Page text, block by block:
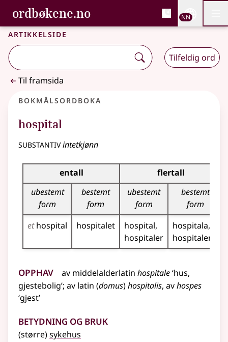
Gå til hovudinnhald
Tilgjenge
ordbøkene.no, Bokmålsordboka og
Bokmålsordboka og Nynorskordboka
NN
Artikkelside
Tilfeldig ord
Til framsida
Bokmålsordboka
hospital
substantivintetkjønn
Bøyingstabell for dette substantivet
entall
flertall
ubestemt
form
bestemt
form
ubestemt
form
bestemt
form
ethospital hospitalet
hospital
hospitaler
hospitala
hospitalene
Opphav av middelalderlatin hospitale‘hus,
gjestebolig’; av latin (domus)hospitalis, avhospes
‘gjest’
Betydning og bruk
(større)sykehus